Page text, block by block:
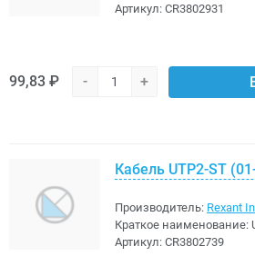
Артикул: CR3802931
99,83 ₽ - +
Кабель UTP2-ST
Производитель: Rexant
Краткое наименование:
Артикул: CR3802739